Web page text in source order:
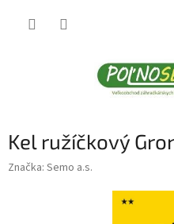
Kel ružíčkový
Značka: Semo a.s.